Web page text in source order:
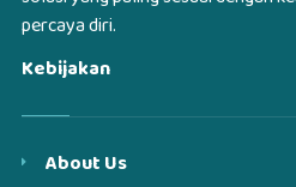
percaya diri.
Kebijakan
About Us